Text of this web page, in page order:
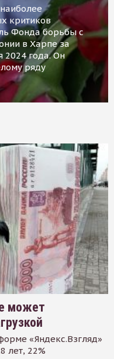
критиков
Фонда борьбы с
в Харпе за
2024 года. Он
ряду
может
«Яндекс.Взгляд»
лет, 22%